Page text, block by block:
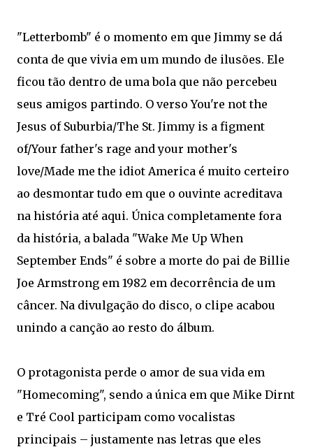
"Letterbomb" é o momento em que Jimmy se dá
conta de que vivia em um mundo de ilusões. Ele
ficou tão dentro de uma bola que não percebeu
seus amigos partindo. O verso You're not the
Jesus of Suburbia/The St. Jimmy is a figment
of/Your father's rage and your mother's
love/Made me the idiot America é muito certeiro
ao desmontar tudo em que o ouvinte acreditava
na história até aqui. Única completamente fora
da história, a balada "Wake Me Up When
September Ends" é sobre a morte do pai de Billie
Joe Armstrong em 1982 em decorrência de um
câncer. Na divulgação do disco, o clipe acabou
unindo a canção ao resto do álbum.
O protagonista perde o amor de sua vida em
"Homecoming", sendo a única em que Mike Dirnt
e Tré Cool participam como vocalistas
principais – justamente nas letras que eles